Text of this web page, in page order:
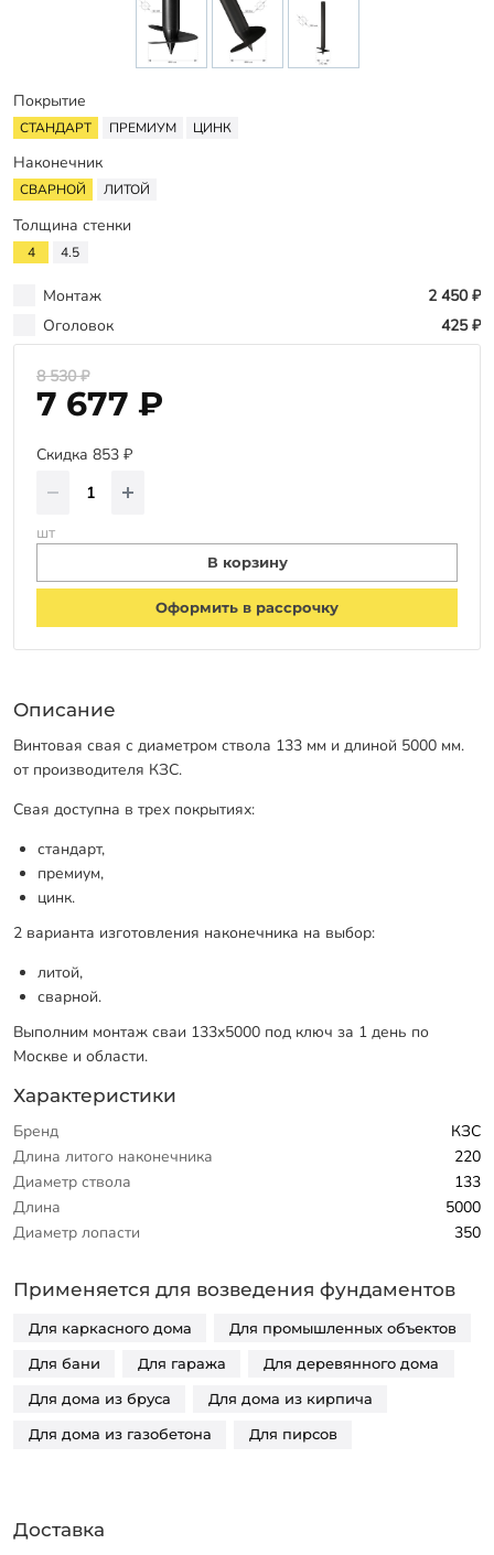
Программа лояльности
Вакансии
Калькулятор ЖБ свай
Покрытие
СТАНДАРТ ПРЕМИУМ ЦИНК
Наконечник
СВАРНОЙ ЛИТОЙ
Толщина стенки
4 4.5
Монтаж
2 450 ₽
Оголовок
425 ₽
8 530 ₽
7 677 ₽
Скидка 853 ₽
шт
В корзину
Оформить в рассрочку
Описание
Винтовая свая с диаметром ствола 133 мм и длиной 5000 мм.
от производителя КЗС.
Свая доступна в трех покрытиях:
стандарт,
премиум,
цинк.
2 варианта изготовления наконечника на выбор:
литой,
сварной.
Выполним монтаж сваи 133х5000 под ключ за 1 день по
Москве и области.
Характеристики
Бренд
КЗС
Длина литого наконечника
220
Диаметр ствола
133
Длина
5000
Диаметр лопасти
350
Применяется для возведения фундаментов
Для каркасного дома Для промышленных объектов
Для бани Для гаража Для деревянного дома
Для дома из бруса Для дома из кирпича
Для дома из газобетона Для пирсов
Доставка